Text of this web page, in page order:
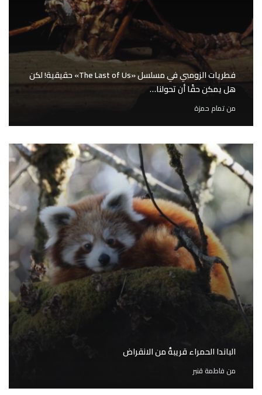
فطريات الزومبي في مسلسل «The Last of Us» حقيقية! لكن
هل يمكن حقًا أن تحولنا…
منتمام حمزة
الباندا الحمراء قريبةٌ من الانقراض
من فاطمة قنبر